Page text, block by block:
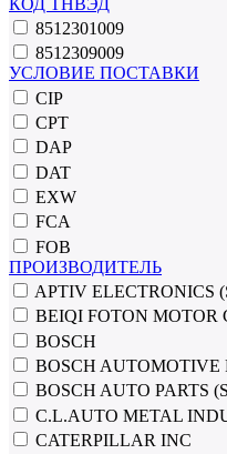
8512301009
8512309009
УСЛОВИЕ ПОСТАВКИ
CIP
CPT
DAP
DAT
EXW
FCA
FOB
ПРОИЗВОДИТЕЛЬ
APTIV ELECTRONICS
BEIQI FOTON MOTOR
BOSCH
BOSCH AUTOMOTIVE
BOSCH AUTO PARTS
C.L.AUTO METAL
CATERPILLAR INC